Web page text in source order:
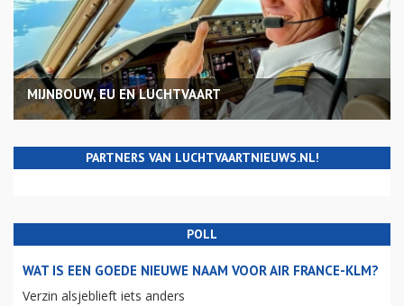
MIJNBOUW, EU EN LUCHTVAART
PARTNERS VAN LUCHTVAARTNIEUWS.NL!
POLL
WAT IS EEN GOEDE NIEUWE NAAM VOOR AIR FRANCE-KLM?
Verzin alsjeblieft iets anders